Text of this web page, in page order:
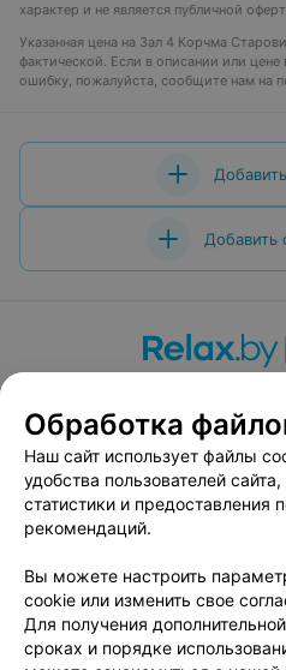
характер и не является публичной
Указанная цена на Зал 4 Корчма
фактической. Если в описании или
ошибку, пожалуйста, сообщите нам на
Добавить
Вакансии
Публичный
Публичный договор по
Связаться по
Написать
Персональные
Обработка
Наш сайт использует файлы
удобства пользователей
статистики и предоставления
рекомендаций.
Вы можете настроить
cookie или изменить свое
Для получения
сроках и порядке